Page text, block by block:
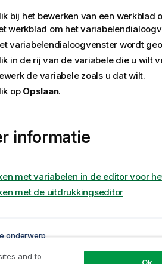
bij het bewerken van een werkblad
werkblad om het
variabelendialoogvenster wordt
in de rij van de variabele die u wilt
de variabele zoals u dat wilt.
op Opslaan.
informatie
met variabelen in de editor voor
met de uitdrukkingseditor
onderwerp
and to